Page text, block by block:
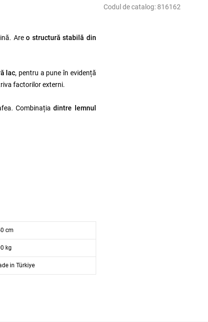
Codul de catalog: 816162
Are o structură stabilă din
lac, pentru a pune în evidență
factorilor externi.
Combinația dintre lemnul
cm
kg
in Türkiye